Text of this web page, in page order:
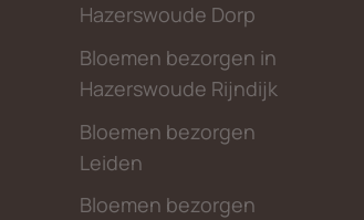
Hazerswoude Dorp
Bloemen bezorgen in
Hazerswoude Rijndijk
Bloemen bezorgen
Leiden
Bloemen bezorgen